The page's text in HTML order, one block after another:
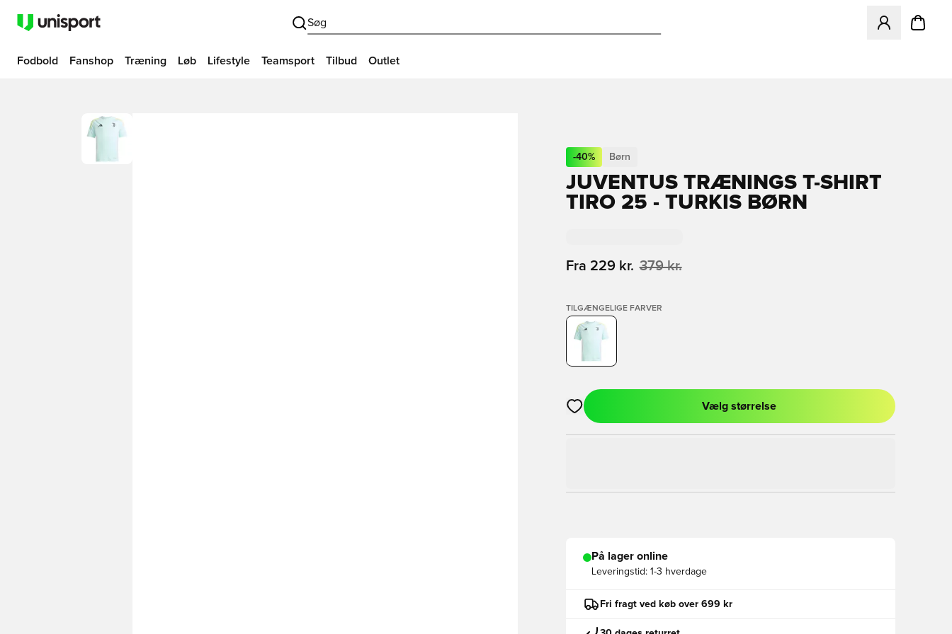
Søg
Åbner en
Fodbold Fanshop Træning Løb Lifestyle Teamsport Tilbud Outlet
-40% Børn
JUVENTUS TRÆNINGS T-SHIRT
TIRO 25 - TURKIS BØRN
Fra 229 kr. 379 kr.
TILGÆNGELIGE FARVER
Åbner en Modal til at logge ind eller tilmelde dig som medlem
Vælg størrelse
På lager online
Leveringstid: 1-3 hverdage
Fri fragt ved køb over 699 kr